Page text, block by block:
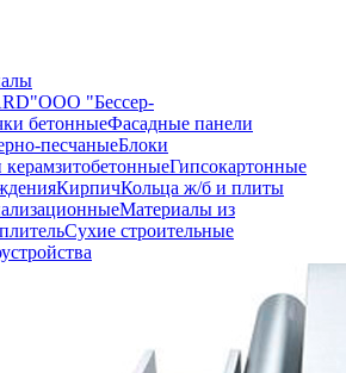
ООО "Бессер-
бетонныеФасадные панели
песчаныеБлоки
керамзитобетонныеГипсокартонные
КирпичКольца ж/б и плиты
Материалы из
Сухие строительные